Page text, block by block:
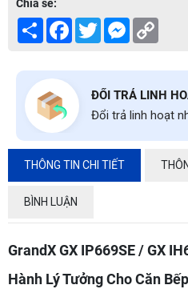
Chia sẻ:
Share Facebook
TwitterMessenger
ĐỔI TRẢ LINH HOẠT
Đổi trả linh hoạt nhanh
THÔNG TIN CHI TIẾT
BÌNH LUẬN
GrandX GX IP669SE / GX
Hành Lý Tưởng Cho Căn